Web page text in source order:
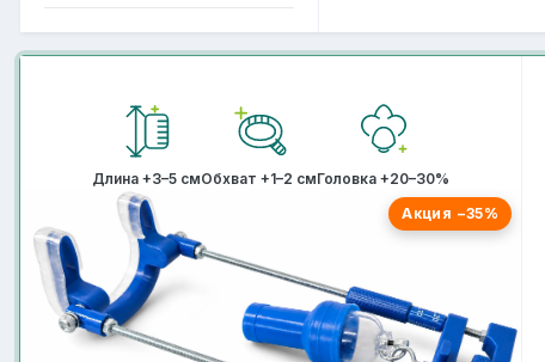
Длина +3–5 смОбхват +1–2 смГоловка +20–30%
Акция −35%